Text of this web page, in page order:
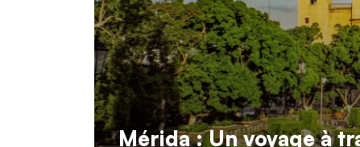
Mérida : Un voyage à